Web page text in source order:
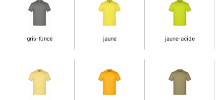
gris-foncé jaune jaune-acide